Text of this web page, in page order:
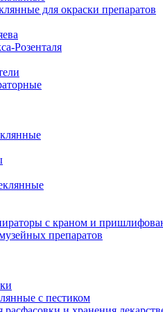
для окраски препаратов
Розенталя
с краном и
препаратов
с пестиком